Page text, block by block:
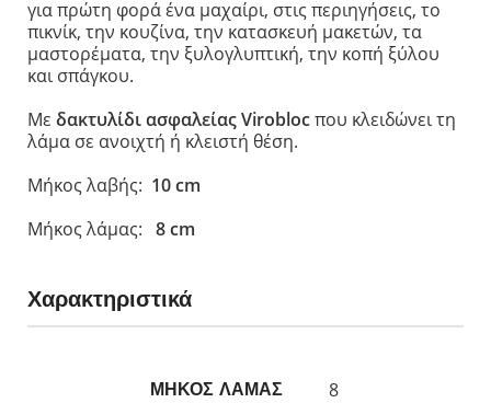
για πρώτη φορά ένα μαχαίρι, στις περιηγήσεις, το
πικνίκ, την κουζίνα, την κατασκευή μακετών, τα
μαστορέματα, την ξυλογλυπτική, την κοπή ξύλου
και σπάγκου.
Με δακτυλίδι ασφαλείας Viroblocπου κλειδώνει τη
λάμα σε ανοιχτή ή κλειστή θέση.
Μήκος λαβής: 10 cm
Μήκος λάμας: 8 cm
Χαρακτηριστικά
ΜΗΚΟΣ ΛΑΜΑΣ 8